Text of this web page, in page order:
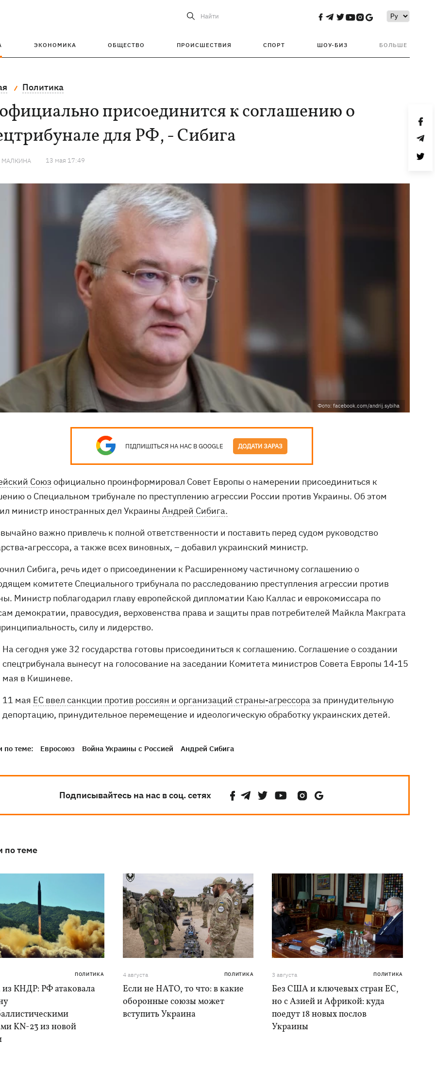
Найти
ЭКОНОМИКА ОБЩЕСТВО ПРОИСШЕСТВИЯ СПОРТ ШОУ-БИЗ БОЛЬШЕ
Политика
присоединится к соглашению о
для РФ, - Сибига
МАЛКИНА 13 мая 17:49
Фото: facebook.com/andrij.sybiha
ПІДПИШІТЬСЯ НА НАС В GOOGLE ДОДАТИ ЗАРАЗ
Союз официально проинформировал Совет Европы о намерении присоединиться к
о Специальном трибунале по преступлению агрессии России против Украины. Об этом
министр иностранных дел Украины Андрей Сибига.
важно привлечь к полной ответственности и поставить перед судом руководство
агрессора, а также всех виновных, – добавил украинский министр.
Сибига, речь идет о присоединении к Расширенному частичному соглашению о
комитете Специального трибунала по расследованию преступления агрессии против
Министр поблагодарил главу европейской дипломатии Каю Каллас и еврокомиссара по
демократии, правосудия, верховенства права и защиты прав потребителей Майкла Макграта
силу и лидерство.
На сегодня уже 32 государства готовы присоединиться к соглашению. Соглашение о создании
спецтрибунала вынесут на голосование на заседании Комитета министров Совета Европы 14-15
мая в Кишиневе.
11 мая ЕС ввел санкции против россиян и организаций страны-агрессора за принудительную
депортацию, принудительное перемещение и идеологическую обработку украинских детей.
по теме: Евросоюз Война Украины с Россией Андрей Сибига
Подписывайтесь на нас в соц. сетях
по теме
ПОЛИТИКА
из КНДР: РФ атаковала
KN-23 из новой
4 августа ПОЛИТИКА
Если не НАТО, то что: в какие
оборонные союзы может
вступить Украина
3 августа ПОЛИТИКА
Без США и ключевых стран ЕС,
но с Азией и Африкой: куда
поедут 18 новых послов
Украины